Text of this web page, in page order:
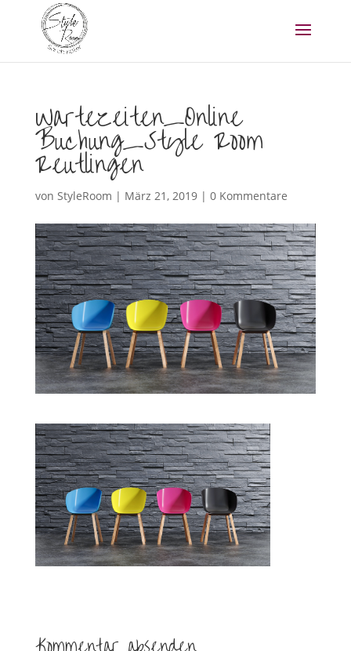
Wartezeiten_Online
Buchung_Style Room
Reutlingen
von StyleRoom | März 21, 2019| 0 Kommentare